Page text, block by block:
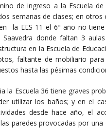
de ingreso a la Escuela
semanas de clases; en
la EES 11 el 6º año no
Saavedra donde faltan 3
en la Escuela de
faltante de mobiliario
hasta las pésimas
la Escuela 36 tiene graves
utilizar los baños; y en el
desde hace año, el
paredes provocadas por